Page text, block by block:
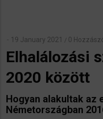
19 January 2021 / 0
Elhalálozási
2020 között
Hogyan alakultak az
Németországban